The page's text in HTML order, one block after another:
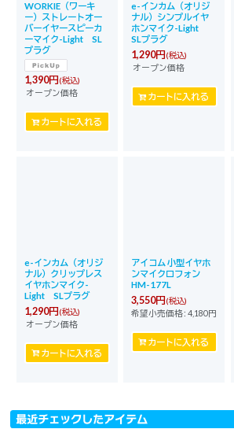
WORKIE（ワーキ
ー）ストレートオー
バーイヤースピーカ
ーマイク-Light SL
プラグ
1,390円 (税込)
オープン価格
カートに入れる
e-インカム（オリジ
ナル）シンプルイヤ
ホンマイク-Light
SLプラグ
1,290円 (税込)
オープン価格
カートに入れる
e-インカム（オリジ
ナル）クリップレス
イヤホンマイク-
Light SLプラグ
1,290円 (税込)
オープン価格
カートに入れる
アイコム 小型イヤホ
ンマイクロフォン
HM-177L
3,550円 (税込)
希望小売価格: 4,180円
カートに入れる
最近チェックしたアイテム